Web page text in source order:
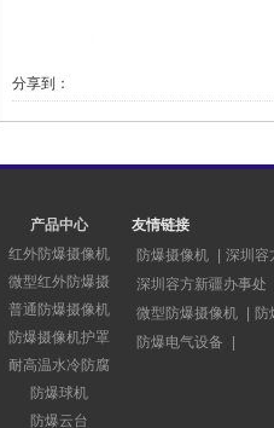
分享到：
产品中心
红外防爆摄像机
微型红外防爆摄
普通防爆摄像机
防爆摄像机护罩
耐高温水冷防腐
防爆球机
防爆云台
友情链接
防爆摄像机
深圳容
深圳容方新疆办事处
微型防爆摄像机
防
防爆电气设备